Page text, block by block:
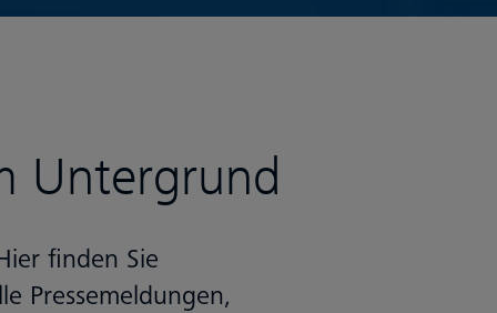
Untergrund
finden Sie
Pressemeldungen,